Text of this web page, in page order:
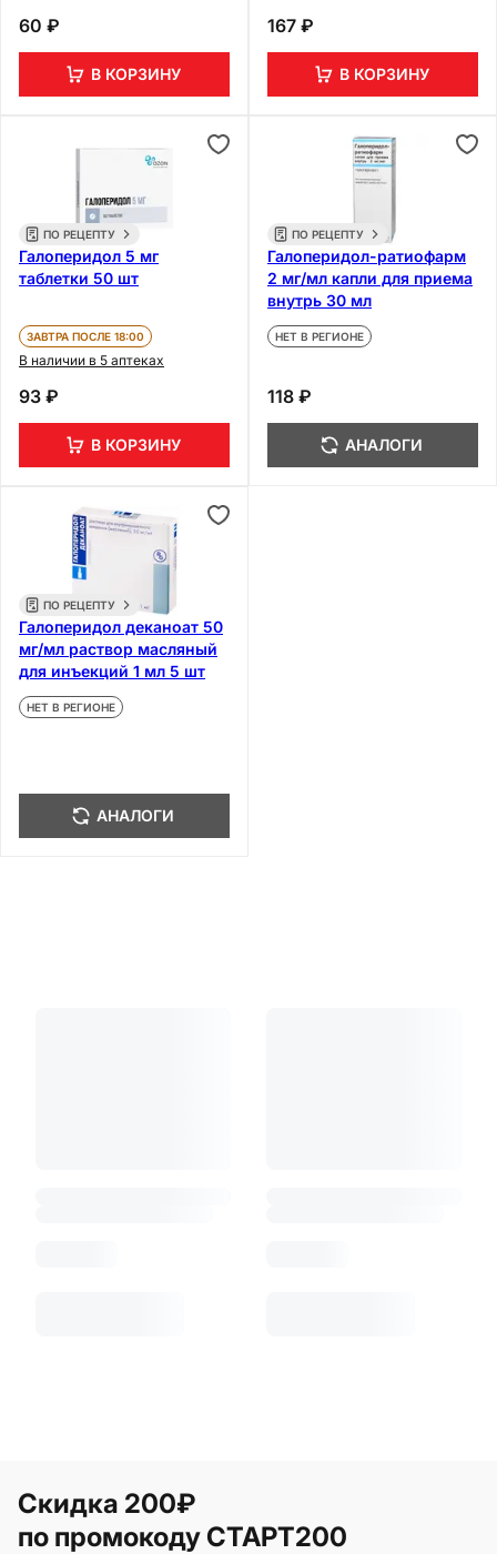
60 ₽
В КОРЗИНУ
167 ₽
В КОРЗИНУ
ПО РЕЦЕПТУ
Галоперидол 5 мг
таблетки 50 шт
ЗАВТРА ПОСЛЕ 18:00
В наличии в 5 аптеках
93 ₽
В КОРЗИНУ
ПО РЕЦЕПТУ
Галоперидол-ратиофарм
2 мг/мл капли для приема
внутрь 30 мл
НЕТ В РЕГИОНЕ
118 ₽
АНАЛОГИ
ПО РЕЦЕПТУ
Галоперидол деканоат 50
мг/мл раствор масляный
для инъекций 1 мл 5 шт
НЕТ В РЕГИОНЕ
АНАЛОГИ
Скидка 200₽
по промокоду СТАРТ200